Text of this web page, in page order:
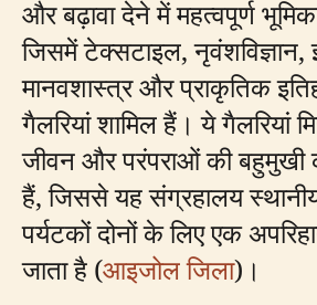
और बढ़ावा देने में महत्वपूर्ण
जिसमें टेक्सटाइल, नृवंशविज्ञान,
मानवशास्त्र और प्राकृतिक
गैलरियां शामिल हैं। ये गैलरियां
जीवन और परंपराओं की बहुमुखी
हैं, जिससे यह संग्रहालय
पर्यटकों दोनों के लिए एक
जाता है (आइजोल जिला)।